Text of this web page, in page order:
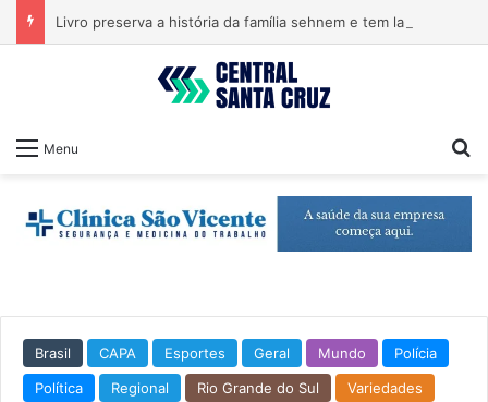
Menu
Brasil CAPA Esportes Geral Mundo
Polícia
Política
Regional Rio Grande do Sul Variedades